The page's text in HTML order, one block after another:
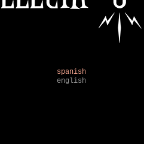
spanish
english